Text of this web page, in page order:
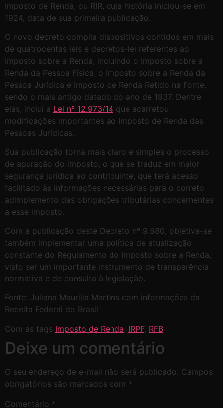
Imposto de Renda, ou RIR, cuja história iniciou-se em
1924, data de sua primeira publicação.
O novo decreto compila dispositivos contidos em mais
de quatrocentas leis e decretos-lei referentes ao
Imposto sobre a Renda, incluindo o Imposto sobre a
Renda da Pessoa Física, o Imposto sobre a Renda da
Pessoa Jurídica e Imposto de Renda Retido na Fonte,
sendo o mais antigo datado do ano de 1937. Dentre
elas, incluí a Lei nº 12.973/14 que acarretou
modificações importantes ao Imposto de Renda das
Pessoas Jurídicas.
Sua publicação torna mais claro e simples o processo
de apuração do imposto, o que se traduz em maior
segurança jurídica ao contribuinte, que terá acesso
facilitado às informações necessárias para o correto
adimplemento das obrigações tributárias concernentes
a esse imposto.
Com a publicação deste Decreto nº 9.580, objetiva-se
também implementar uma política de atualização
constante do Regulamento do Imposto sobre a Renda,
visto ser um importante instrumento de transparência
normativa e de consulta à legislação.
Fonte: Juliana Maurilia Martins com informações da
Receita Federal do Brasil
Com as tags Imposto de Renda IRPF, RFB
Deixe um comentário
O seu endereço de e-mail não será publicado. Campos
obrigatórios são marcados com *
Comentário *